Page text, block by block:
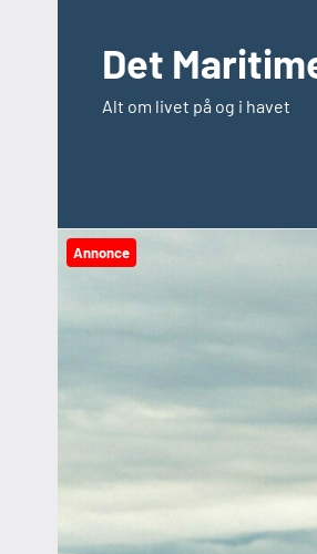
indholdDet
Alt om livet på og i havet
Annonce